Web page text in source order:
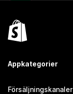
Appkategorier
Försäljningskanaler